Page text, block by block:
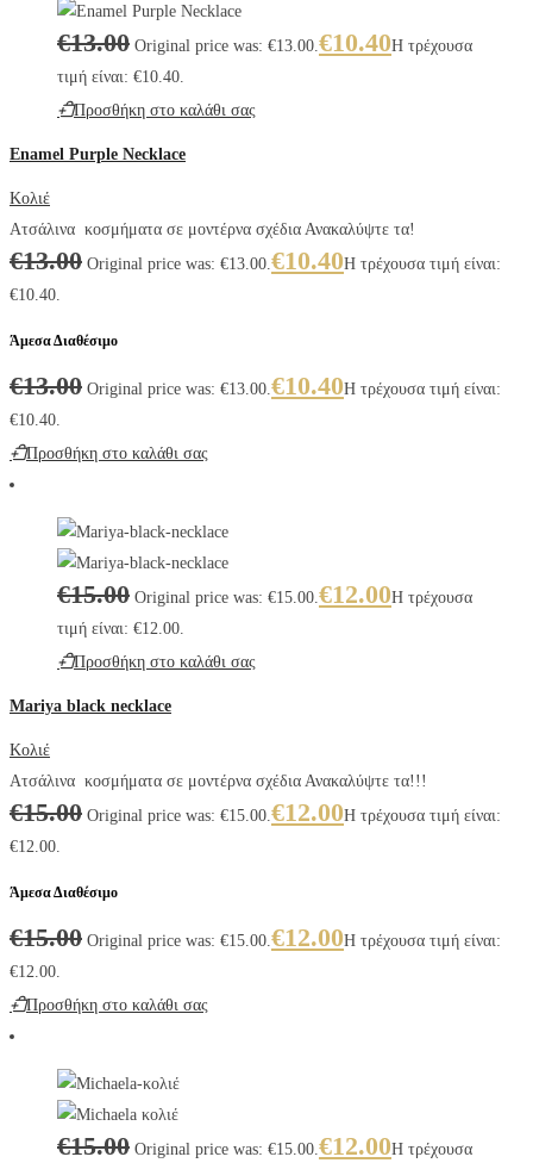
€13.00 Original price was: €13.00.€10.40Η τρέχουσα
τιμή είναι: €10.40.
Προσθήκη στο καλάθι σας
Enamel Purple Necklace
Κολιέ
Ατσάλινα κοσμήματα σε μοντέρνα σχέδια Ανακαλύψτε τα!
€13.00 Original price was: €13.00.€10.40Η τρέχουσα τιμή είναι:
€10.40.
Άμεσα Διαθέσιμο
€13.00 Original price was: €13.00.€10.40Η τρέχουσα τιμή είναι:
€10.40.
Προσθήκη στο καλάθι σας
€15.00 Original price was: €15.00.€12.00Η τρέχουσα
τιμή είναι: €12.00.
Προσθήκη στο καλάθι σας
Mariya black necklace
Κολιέ
Ατσάλινα κοσμήματα σε μοντέρνα σχέδια Ανακαλύψτε τα!!!
€15.00 Original price was: €15.00.€12.00Η τρέχουσα τιμή είναι:
€12.00.
Άμεσα Διαθέσιμο
€15.00 Original price was: €15.00.€12.00Η τρέχουσα τιμή είναι:
€12.00.
Προσθήκη στο καλάθι σας
€15.00 Original price was: €15.00.€12.00Η τρέχουσα